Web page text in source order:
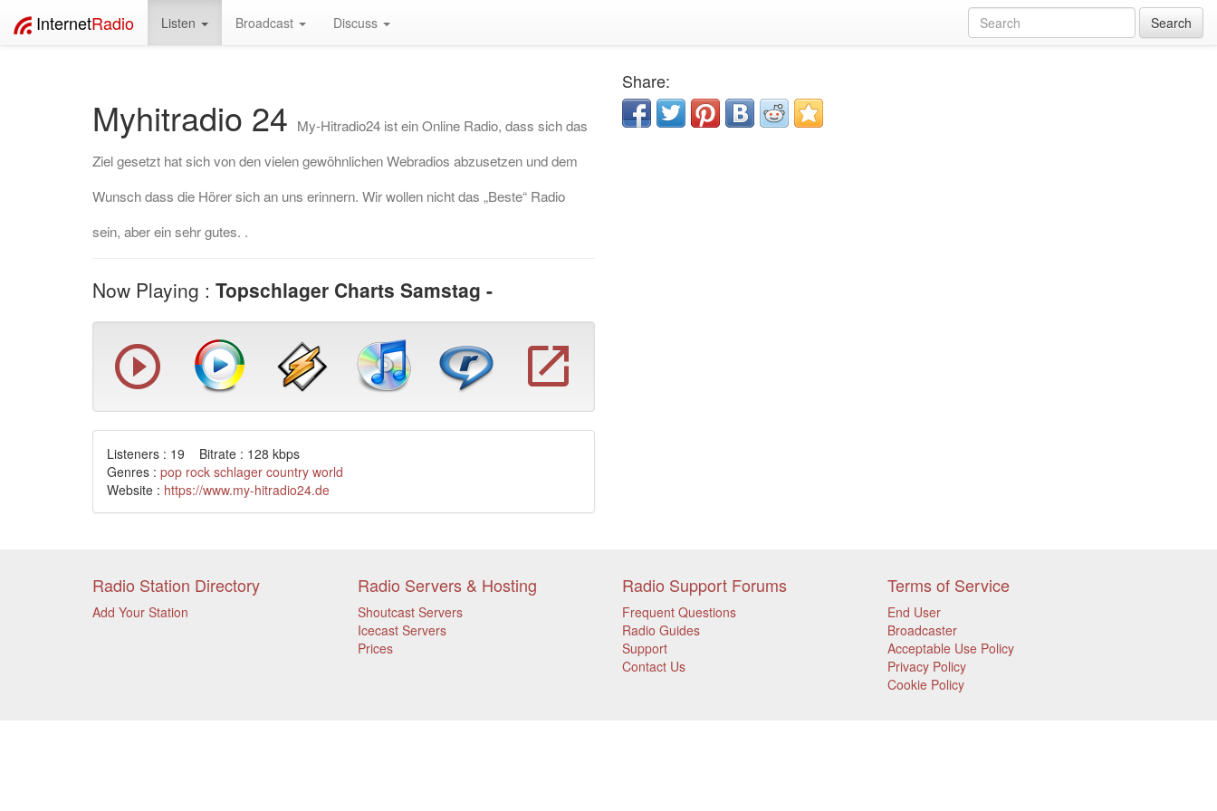
InternetRadio Listen Broadcast Discuss Search
Myhitradio 24 My-Hitradio24 ist ein Online Radio, dass sich das
Ziel gesetzt hat sich von den vielen gewöhnlichen Webradios abzusetzen und dem
Wunsch dass die Hörer sich an uns erinnern. Wir wollen nicht das „Beste“ Radio
sein, aber ein sehr gutes. .
Now Playing : Topschlager Charts Samstag -
Listeners : 19 Bitrate : 128 kbps
Genres : pop rock schlager country world
Website : https://www.my-hitradio24.de
Share:
Radio Station Directory
Add Your Station
Radio Servers & Hosting
Shoutcast Servers
Icecast Servers
Prices
Radio Support Forums
Frequent Questions
Radio Guides
Support
Contact Us
Terms of Service
End User
Broadcaster
Acceptable Use Policy
Privacy Policy
Cookie Policy